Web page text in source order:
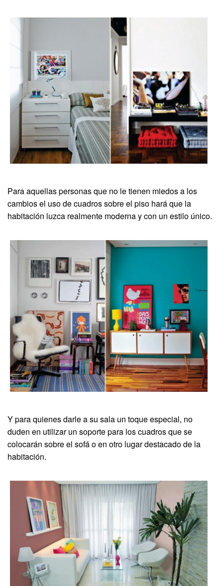
Para aquellas personas que no le tienen miedos a los
cambios el uso de cuadros sobre el piso hará que la
habitación luzca realmente moderna y con un estilo único.
Y para quienes darle a su sala un toque especial, no
duden en utilizar un soporte para los cuadros que se
colocarán sobre el sofá o en otro lugar destacado de la
habitación.